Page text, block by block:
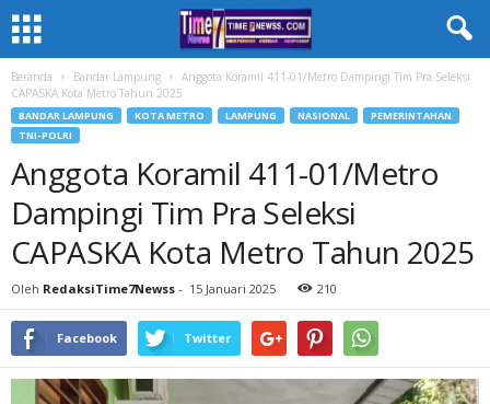
Beranda Bandar Lampung
Anggota Koramil 411-01/Metro Dampingi Tim Pra Seleksi
CAPASKA Kota Metro Tahun 2025
BANDAR LAMPUNG KOTA METRO LAMPUNG NASIONAL
PEMERINTAHAN
TNI-POLRI
Anggota Koramil 411-01/Metro
Dampingi Tim Pra Seleksi
CAPASKA Kota Metro Tahun 2025
Oleh RedaksiTime7Newss - 15 Januari 2025 210
Facebook Twitter